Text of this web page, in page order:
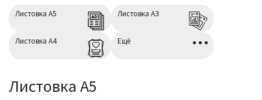
Листовка А5 Листовка А3
Листовка А4 Ещё
Листовка А5